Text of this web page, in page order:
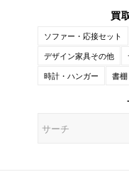
買
ソファー・応接セット
デザイン家具その他
時計・ハンガー
書